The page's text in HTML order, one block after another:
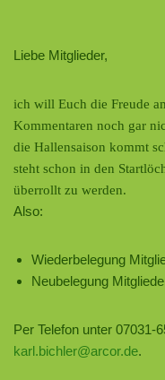
Liebe Mitglieder,
ich will Euch die Freude
Kommentaren noch gar
die Hallensaison kommt
steht schon in den
überrollt zu werden.
Also:
Wiederbelegung
Neubelegung
Per Telefon unter 07031-
karl.bichler@arcor.de.